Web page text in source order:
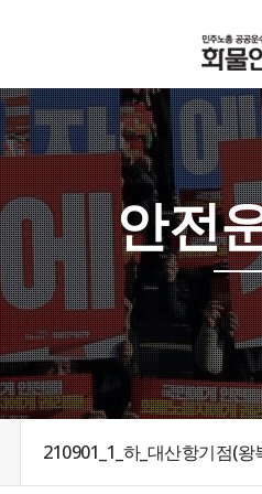
안전
210901_1_하_대산항기점(왕